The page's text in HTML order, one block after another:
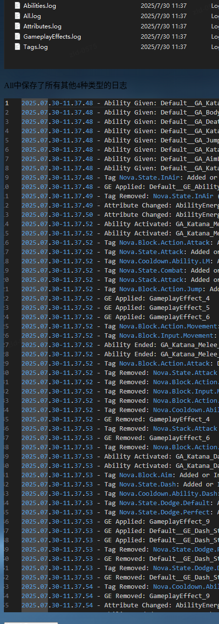
All中保存了所有其他4种类型的日志